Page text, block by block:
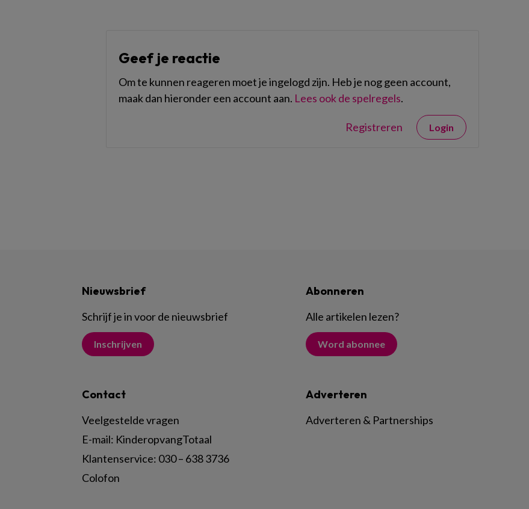
Geef je reactie
Om te kunnen reageren moet je ingelogd zijn. Heb je nog geen account,
maak dan hieronder een account aan. Lees ook de spelregels.
Registreren Login
Nieuwsbrief
Schrijf je in voor de nieuwsbrief
Inschrijven
Abonneren
Alle artikelen lezen?
Word abonnee
Contact
Veelgestelde vragen
E-mail: KinderopvangTotaal
Klantenservice: 030 – 638 3736
Colofon
Adverteren
Adverteren & Partnerships